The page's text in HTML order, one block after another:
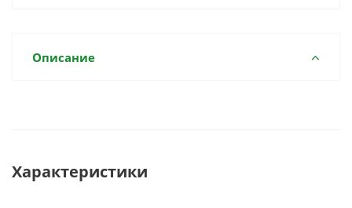
Описание
Характеристики